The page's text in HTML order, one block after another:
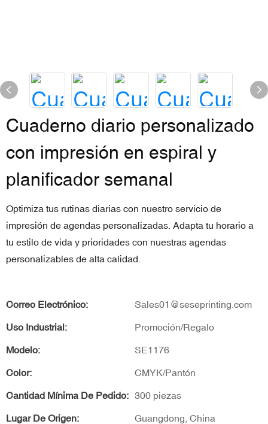
Cuaderno diario personalizado
con impresión en espiral y
planificador semanal
Optimiza tus rutinas diarias con nuestro servicio de
impresión de agendas personalizadas. Adapta tu horario a
tu estilo de vida y prioridades con nuestras agendas
personalizables de alta calidad.
Correo Electrónico: Sales01@seseprinting.com
Uso Industrial: Promoción/Regalo
Modelo: SE1176
Color: CMYK/Pantón
Cantidad Mínima De Pedido: 300 piezas
Lugar De Origen: Guangdong, China